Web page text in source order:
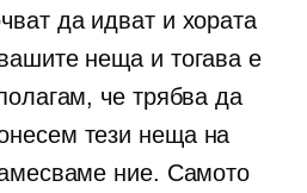
да идват и хората
неща и тогава е
че трябва да
тези неща на
ние. Самото